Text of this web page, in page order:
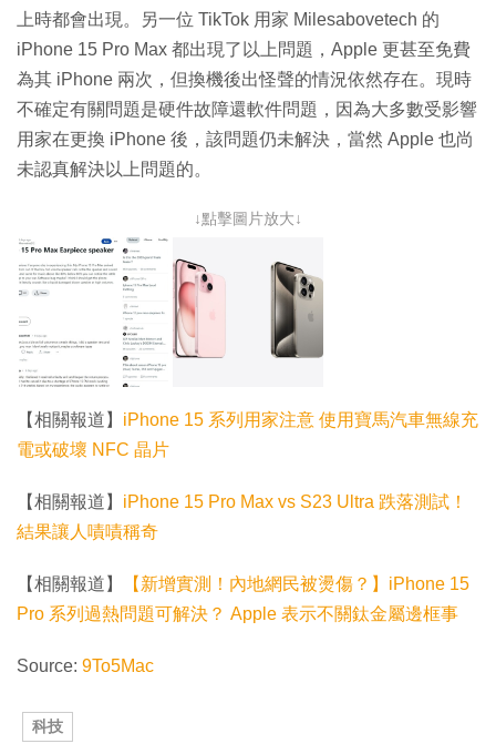
上時都會出現。另一位 TikTok 用家 Milesabovetech 的
iPhone 15 Pro Max 都出現了以上問題，Apple 更甚至免費
為其 iPhone 兩次，但換機後出怪聲的情況依然存在。現時
不確定有關問題是硬件故障還軟件問題，因為大多數受影響
用家在更換 iPhone 後，該問題仍未解決，當然 Apple 也尚
未認真解決以上問題的。
↓點擊圖片放大↓
【相關報道】 iPhone 15 系列用家注意 使用寶馬汽車無線充
電或破壞 NFC 晶片
【相關報道】 iPhone 15 Pro Max vs S23 Ultra 跌落測試！
結果讓人嘖嘖稱奇
【相關報道】
【新增實測！內地網民被燙傷？】iPhone 15
Pro 系列過熱問題可解決？ Apple 表示不關鈦金屬邊框事
Source: 9To5Mac
科技